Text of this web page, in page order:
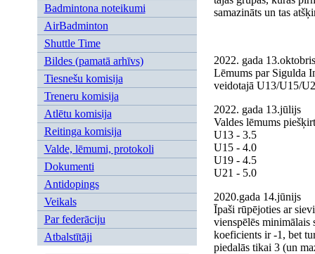
Badmintona noteikumi
AirBadminton
Shuttle Time
Bildes (pamatā arhīvs)
Tiesnešu komisija
Treneru komisija
Atlētu komisija
Reitinga komisija
Valde, lēmumi, protokoli
Dokumenti
Antidopings
Veikals
Par federāciju
Atbalstītāji
samazināts un tas
2022. gada 13.oktobris
Lēmums par Sigulda
veidotajā U13/U15/
2022. gada 13.jūlijs
Valdes lēmums
U13 - 3.5
U15 - 4.0
U19 - 4.5
U21 - 5.0
2020.gada 14.jūnijs
Īpaši rūpējoties ar
vienspēlēs minimālais
koeficients ir -1, bet
piedalās tikai 3 (un